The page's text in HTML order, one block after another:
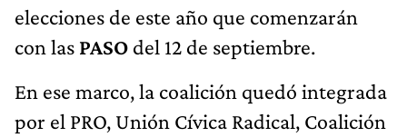
elecciones de este año que comenzarán
con las PASO del 12 de septiembre.
En ese marco, la coalición quedó integrada
por el PRO, Unión Cívica Radical, Coalición